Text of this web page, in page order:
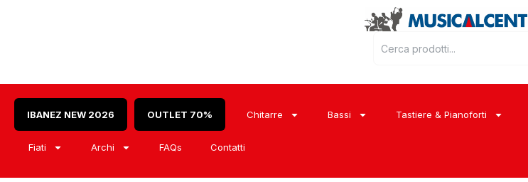
IBANEZ NEW 2026 OUTLET 70% Chitarre Bassi Tastiere & Pianoforti
Fiati Archi FAQs Contatti